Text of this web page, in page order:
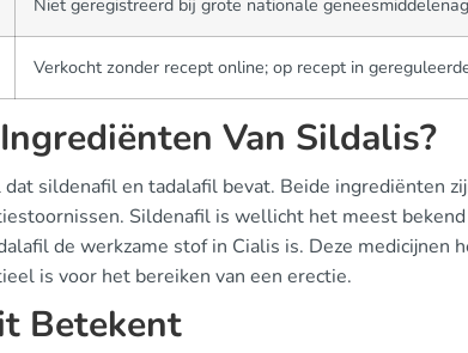
Niet geregistreerd bij grote nationale
Verkocht zonder recept online; op recept in
Van Sildalis?
sildenafil en tadalafil bevat. Beide ingrediënten
Sildenafil is wellicht het meest
de werkzame stof in Cialis is. Deze medicijnen
is voor het bereiken van een erectie.
Betekent